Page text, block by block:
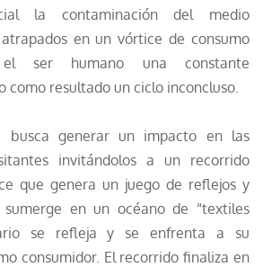
la contaminación del medio
en un vórtice de consumo
ser humano una constante
como resultado un ciclo inconcluso.
busca generar un impacto en las
invitándolos a un recorrido
que genera un juego de reflejos y
en un océano de “textiles
se refleja y se enfrenta a su
consumidor. El recorrido finaliza en